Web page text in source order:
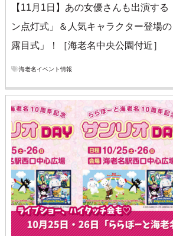
【11月1日】あの女優さんも出演する
ン点灯式」＆人気キャラクター登場
露目式」！［海老名中央公園付近］
海老名イベント情報